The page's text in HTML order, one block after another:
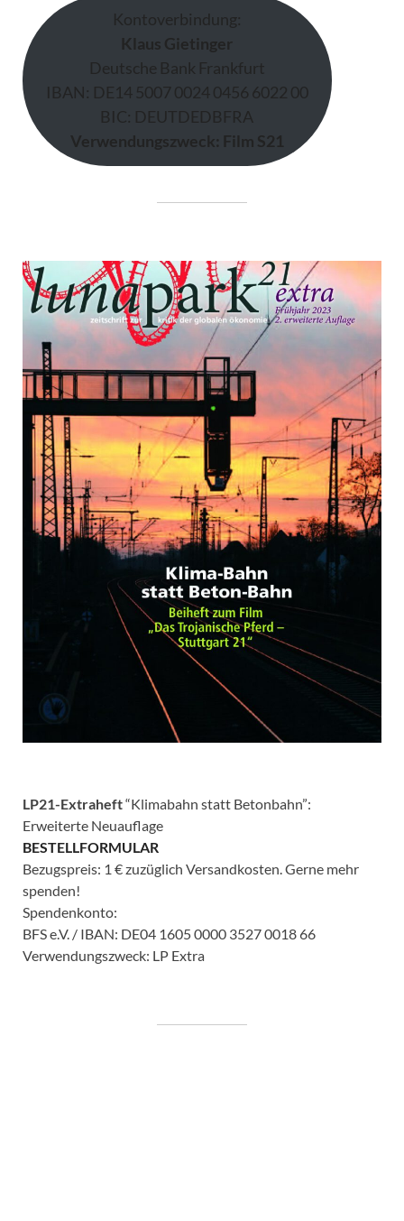
Kontoverbindung:
Klaus Gietinger
Deutsche Bank Frankfurt
IBAN: DE14 5007 0024 0456 6022 00
BIC: DEUTDEDBFRA
Verwendungszweck: Film S21
LP21-Extraheft“Klimabahn statt Betonbahn”:
Erweiterte Neuauflage
BESTELLFORMULAR
Bezugspreis: 1 € zuzüglich Versandkosten. Gerne mehr
spenden!
Spendenkonto:
BFS e.V. / IBAN: DE04 1605 0000 3527 0018 66
Verwendungszweck: LP Extra